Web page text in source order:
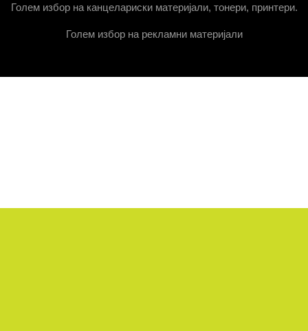
Голем избор на канцелариски материјали, тонери, принтери.
Голем избор на рекламни материјали